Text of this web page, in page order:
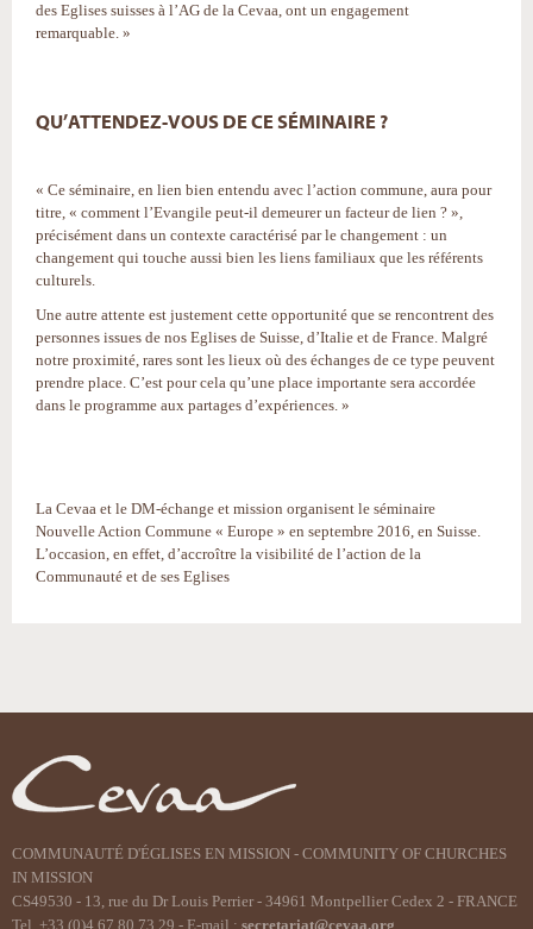
des Eglises suisses à l’AG de la Cevaa, ont un engagement
remarquable. »
QU’ATTENDEZ-VOUS DE CE SÉMINAIRE ?
« Ce séminaire, en lien bien entendu avec l’action commune, aura pour
titre, « comment l’Evangile peut-il demeurer un facteur de lien ? »,
précisément dans un contexte caractérisé par le changement : un
changement qui touche aussi bien les liens familiaux que les référents
culturels.
Une autre attente est justement cette opportunité que se rencontrent des
personnes issues de nos Eglises de Suisse, d’Italie et de France. Malgré
notre proximité, rares sont les lieux où des échanges de ce type peuvent
prendre place. C’est pour cela qu’une place importante sera accordée
dans le programme aux partages d’expériences. »
La Cevaa et le DM-échange et mission organisent le séminaire
Nouvelle Action Commune « Europe » en septembre 2016, en Suisse.
L’occasion, en effet, d’accroître la visibilité de l’action de la
Communauté et de ses Eglises
document
COMMUNAUTÉ D'ÉGLISES EN MISSION - COMMUNITY OF CHURCHES
IN MISSION
CS49530 - 13, rue du Dr Louis Perrier - 34961 Montpellier Cedex 2 - FRANCE
Tel. +33 (0)4 67 80 73 29 - E-mail : secretariat@cevaa.org